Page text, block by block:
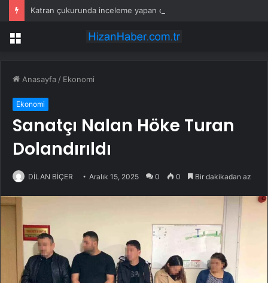
Menü
Anasayfa / Ekonomi
Ekonomi
Sanatçı Nalan Höke Turan
Dolandırıldı
DİLAN BİÇER Aralık 15, 2025 0 0 Bir dakikadan az